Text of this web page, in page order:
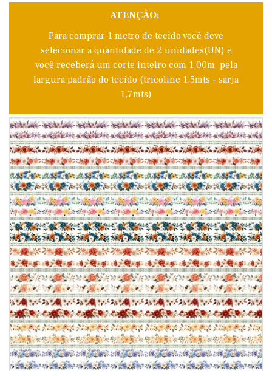
ATENÇÃO:
Para comprar 1 metro de tecido você deve
selecionar a quantidade de 2 unidades(UN) e
você receberá um corte inteiro com 1,00m pela
largura padrão do tecido (tricoline 1,5mts - sarja
1,7mts)